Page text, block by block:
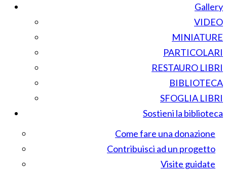
Gallery
VIDEO
MINIATURE
PARTICOLARI
RESTAURO LIBRI
BIBLIOTECA
SFOGLIA LIBRI
Sostieni la biblioteca
Come fare una donazione
Contribuisci ad un progetto
Visite guidate